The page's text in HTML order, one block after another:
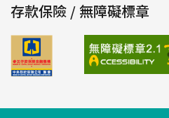
存款保險 / 無障礙標章